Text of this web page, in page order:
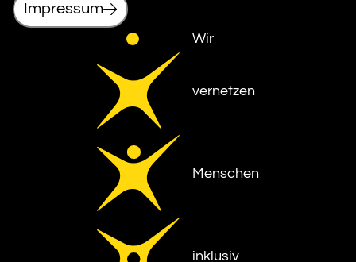
Impressum
Wir
vernetzen
Menschen
inklusiv